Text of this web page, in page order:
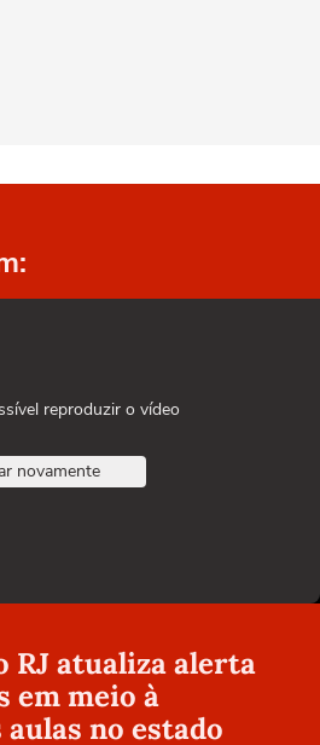
reproduzir o vídeo
novamente
RJ atualiza alerta
em meio à
aulas no estado